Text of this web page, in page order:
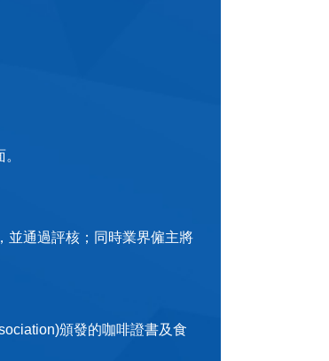
並通過評核；同時業界僱主將
頒發的咖啡證書及食